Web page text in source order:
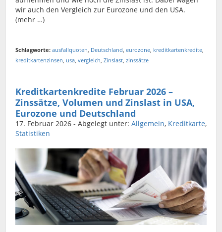
wir auch den Vergleich zur Eurozone und den USA.
(mehr …)
Schlagworte: ausfallquoten, Deutschland, eurozone, kreditkartenkredite,
kreditkartenzinsen, usa, vergleich, Zinslast, zinssätze
Kreditkartenkredite Februar 2026 –
Zinssätze, Volumen und Zinslast in USA,
Eurozone und Deutschland
17. Februar 2026 - Abgelegt unter: Allgemein, Kreditkarte,
Statistiken